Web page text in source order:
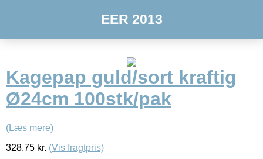
EER 2013
Kagepap guld/sort kraftig
Ø24cm 100stk/pak
(Læs mere)
328.75 kr. (Vis fragtpris)